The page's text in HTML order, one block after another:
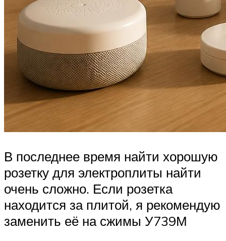
В последнее время найти хорошую
розетку для электроплиты найти
очень сложно. Если розетка
находится за плитой, я рекомендую
заменить её на сжимы У739М